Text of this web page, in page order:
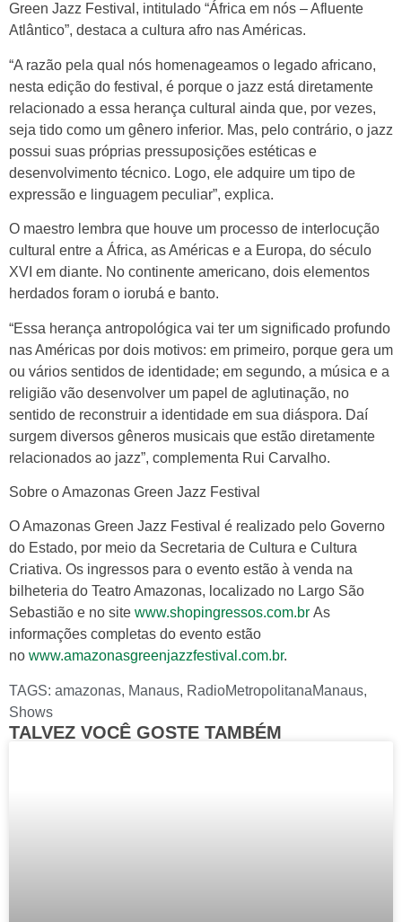
Green Jazz Festival, intitulado “África em nós – Afluente
Atlântico”, destaca a cultura afro nas Américas.
“A razão pela qual nós homenageamos o legado africano,
nesta edição do festival, é porque o jazz está diretamente
relacionado a essa herança cultural ainda que, por vezes,
seja tido como um gênero inferior. Mas, pelo contrário, o jazz
possui suas próprias pressuposições estéticas e
desenvolvimento técnico. Logo, ele adquire um tipo de
expressão e linguagem peculiar”, explica.
O maestro lembra que houve um processo de interlocução
cultural entre a África, as Américas e a Europa, do século
XVI em diante. No continente americano, dois elementos
herdados foram o iorubá e banto.
“Essa herança antropológica vai ter um significado profundo
nas Américas por dois motivos: em primeiro, porque gera um
ou vários sentidos de identidade; em segundo, a música e a
religião vão desenvolver um papel de aglutinação, no
sentido de reconstruir a identidade em sua diáspora. Daí
surgem diversos gêneros musicais que estão diretamente
relacionados ao jazz”, complementa Rui Carvalho.
Sobre o Amazonas Green Jazz Festival
O Amazonas Green Jazz Festival é realizado pelo Governo
do Estado, por meio da Secretaria de Cultura e Cultura
Criativa. Os ingressos para o evento estão à venda na
bilheteria do Teatro Amazonas, localizado no Largo São
Sebastião e no site www.shopingressos.com.br As
informações completas do evento estão
no www.amazonasgreenjazzfestival.com.br.
TAGS: amazonas, Manaus, RadioMetropolitanaManaus,
Shows
TALVEZ VOCÊ GOSTE TAMBÉM